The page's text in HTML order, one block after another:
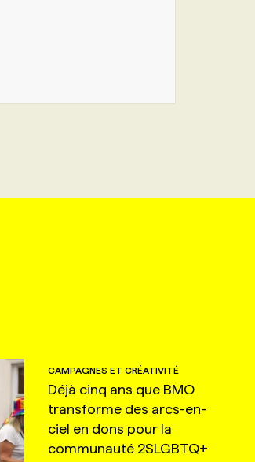
CAMPAGNES ET CRÉATIVITÉ
Déjà cinq ans que BMO
transforme des arcs-en-
ciel en dons pour la
communauté 2SLGBTQ+